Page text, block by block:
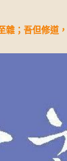
雜；吾但修道